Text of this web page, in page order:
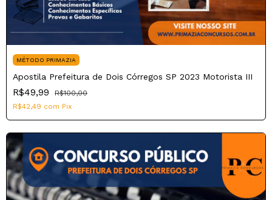
MÉTODO PRIMAZIA
Apostila Prefeitura de Dois Córregos SP 2023 Motorista III
R$49,99
R$100,00
R$42,49 com Pix